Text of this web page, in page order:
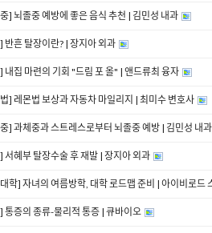
] 뇌졸중 예방에 좋은 음식 추천 | 김민성 내과
반흔 탈장이란? | 장지아 외과
내집 마련의 기회 "드림 포 올" | 앤드류최 융자
] 레몬법 보상과 자동차 마일리지 | 최미수 변호사
] 과체중과 스트레스로부터 뇌졸중 예방 | 김민성 내과
서혜부 탈장수술 후 재발 | 장지아 외과
학] 자녀의 여름방학, 대학 로드맵 준비 | 아이비로드
통증의 종류-물리적 통증 | 큐바이오